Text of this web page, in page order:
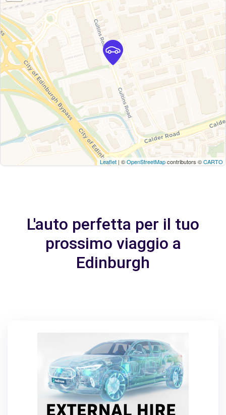
Leaflet | ©OpenStreetMapcontributors ©CARTO
L'auto perfetta per il tuo
prossimo viaggio a
Edinburgh